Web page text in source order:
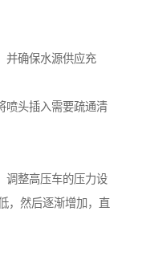
确保水源供应充
头插入需要疏通清
整高压车的压力设
，然后逐渐增加，直